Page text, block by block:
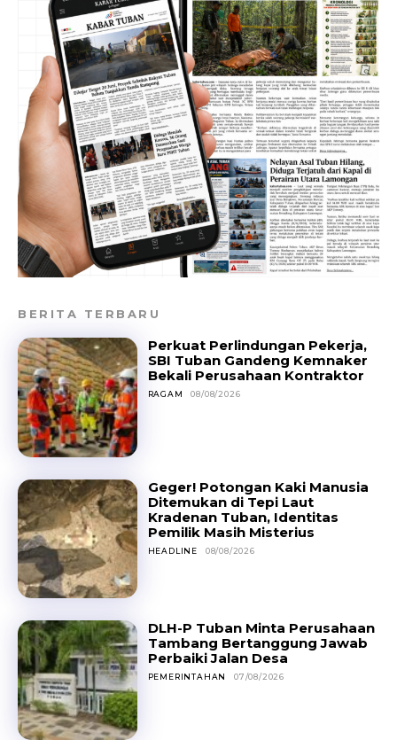
BERITA TERBARU
Perkuat Perlindungan Pekerja,
SBI Tuban Gandeng Kemnaker
Bekali Perusahaan Kontraktor
RAGAM 08/08/2026
Geger! Potongan Kaki Manusia
Ditemukan di Tepi Laut
Kradenan Tuban, Identitas
Pemilik Masih Misterius
HEADLINE 08/08/2026
DLH-P Tuban Minta Perusahaan
Tambang Bertanggung Jawab
Perbaiki Jalan Desa
PEMERINTAHAN 07/08/2026